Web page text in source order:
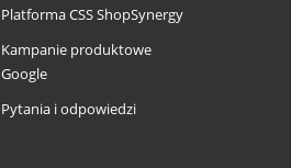
Platforma CSS ShopSynergy
Kampanie produktowe
Google
Pytania i odpowiedzi